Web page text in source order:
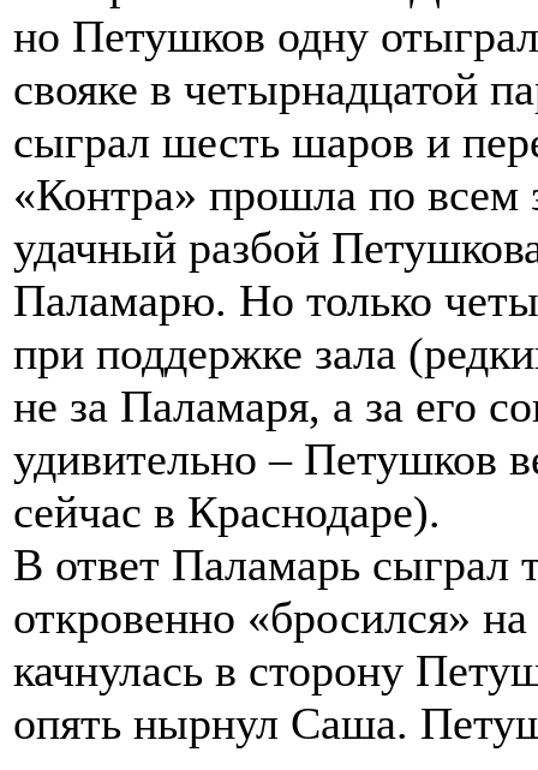
но Петушков одну
свояке в четырнадцатой
сыграл шесть шаров и
«Контра» прошла по
удачный разбой
Паламарю. Но только
при поддержке зала
не за Паламаря, а за его
удивительно – Петушков
сейчас в Краснодаре).
В ответ Паламарь сыграл
откровенно «бросился»
качнулась в сторону
опять нырнул Саша.